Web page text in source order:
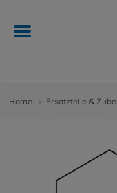
Home Ersatzteile &